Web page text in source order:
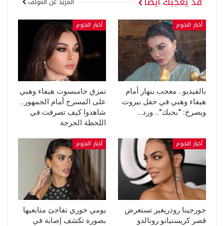
أخبار النجوم
بالفيديو.. معجب ينهار أمام
هيفاء وهبي في حفل بيروت
ويصرخ: “بحبك”.. ورد…
أخبار النجوم
تمزق جامبسوت هيفاء وهبي
على المسرح أمام الجمهور..
شاهدوا كيف تصرفت في
اللحظة الحرجة
أخبار النجوم
جورجينا رودريغيز تستعرض
قصر كريستيانو رونالدو
أخبار النجوم
يومي خوري تفاجئ متابعيها
بصورة تكشف إصابة في